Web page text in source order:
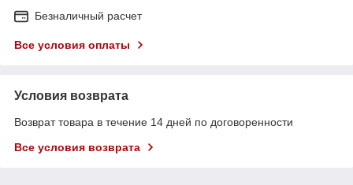
Безналичный расчет
Все условия оплаты
Условия возврата
Возврат товара в течение 14 дней по договоренности
Все условия возврата